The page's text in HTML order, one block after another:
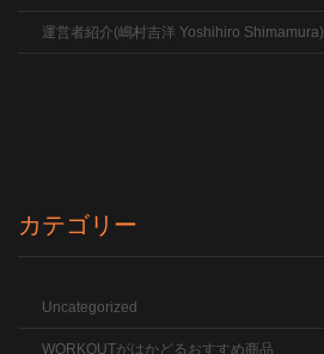
運営者紹介(嶋村吉洋 Yoshihiro Shimamura)
カテゴリー
Uncategorized
WORKOUTがはかどるおすすめ商品